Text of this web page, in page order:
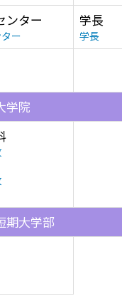
ンター
ー
学長
学長
学院
期大学部